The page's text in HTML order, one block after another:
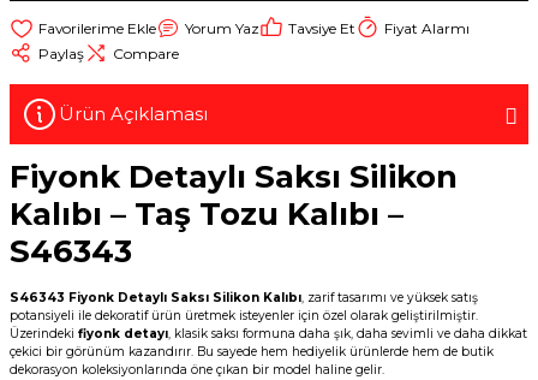
Yorum Yaz Tavsiye Et
Fiyat Alarmı
Paylaş
Compare
Ürün Açıklaması
Fiyonk Detaylı Saksı Silikon
Kalıbı – Taş Tozu Kalıbı –
S46343
S46343 Fiyonk Detaylı Saksı Silikon Kalıbı, zarif tasarımı ve yüksek satış
potansiyeli ile dekoratif ürün üretmek isteyenler için özel olarak geliştirilmiştir.
Üzerindeki fiyonk detayı, klasik saksı formuna daha şık, daha sevimli ve daha dikkat
çekici bir görünüm kazandırır. Bu sayede hem hediyelik ürünlerde hem de butik
dekorasyon koleksiyonlarında öne çıkan bir model haline gelir.